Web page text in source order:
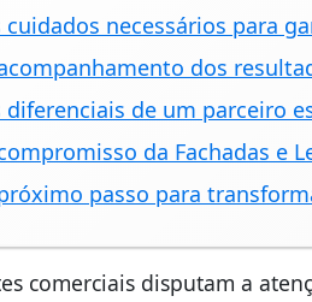
cuidados necessários para
dos
diferenciais de um parceiro
da Fachadas e
passo para
comerciais disputam a